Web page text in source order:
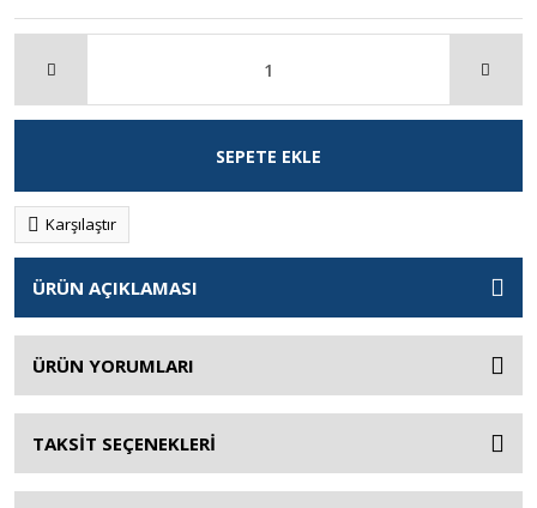
SEPETE EKLE
Karşılaştır
ÜRÜN AÇIKLAMASI
ÜRÜN YORUMLARI
TAKSİT SEÇENEKLERİ